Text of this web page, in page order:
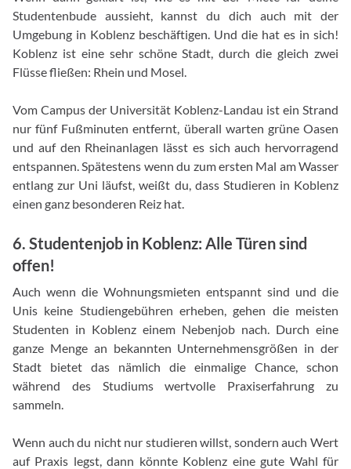
Studentenbude aussieht, kannst du dich auch mit der
Umgebung in Koblenz beschäftigen. Und die hat es in sich!
Koblenz ist eine sehr schöne Stadt, durch die gleich zwei
Flüsse fließen: Rhein und Mosel.
Vom Campus der Universität Koblenz-Landau ist ein Strand
nur fünf Fußminuten entfernt, überall warten grüne Oasen
und auf den Rheinanlagen lässt es sich auch hervorragend
entspannen. Spätestens wenn du zum ersten Mal am Wasser
entlang zur Uni läufst, weißt du, dass Studieren in Koblenz
einen ganz besonderen Reiz hat.
6. Studentenjob in Koblenz: Alle Türen sind
offen!
Auch wenn die Wohnungsmieten entspannt sind und die
Unis keine Studiengebühren erheben, gehen die meisten
Studenten in Koblenz einem Nebenjob nach. Durch eine
ganze Menge an bekannten Unternehmensgrößen in der
Stadt bietet das nämlich die einmalige Chance, schon
während des Studiums wertvolle Praxiserfahrung zu
sammeln.
Wenn auch du nicht nur studieren willst, sondern auch Wert
auf Praxis legst, dann könnte Koblenz eine gute Wahl für